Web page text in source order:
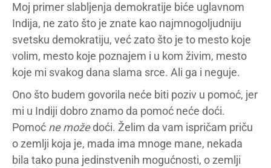
Moj primer slabljenja demokratije biće uglavnom
Indija, ne zato što je znate kao najmnogoljudniju
svetsku demokratiju, već zato što je to mesto koje
volim, mesto koje poznajem i u kom živim, mesto
koje mi svakog dana slama srce. Ali ga i neguje.
Ono što budem govorila neće biti poziv u pomoć, jer
mi u Indiji dobro znamo da pomoć neće doći.
Pomoć ne možedoći. Želim da vam ispričam priču
o zemlji koja je, mada ima mnoge mane, nekada
bila tako puna jedinstvenih mogućnosti, o zemlji